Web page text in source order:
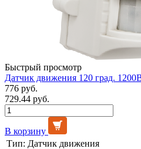
Быстрый просмотр
Датчик движения 120 град.
776 руб.
729.44 руб.
В корзину
Тип: Датчик движения